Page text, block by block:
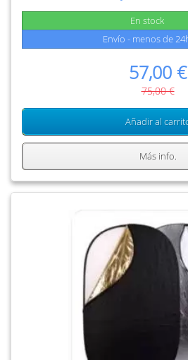
En stock
Envío - menos de
57,00 €
75,00 €
Añadir al
Más info.